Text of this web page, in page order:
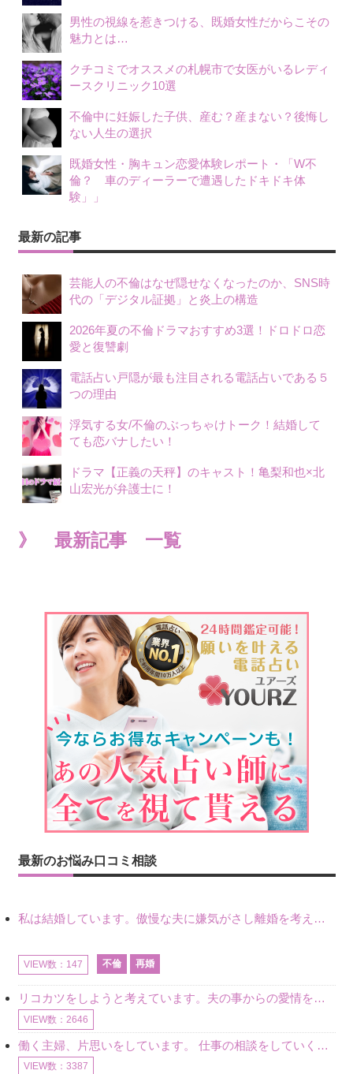
男性の視線を惹きつける、既婚女性だからこその
魅力とは…
クチコミでオススメの札幌市で女医がいるレディ
ースクリニック10選
不倫中に妊娠した子供、産む？産まない？後悔し
ない人生の選択
既婚女性・胸キュン恋愛体験レポート・「W不
倫？ 車のディーラーで遭遇したドキドキ体
験」」
最新の記事
芸能人の不倫はなぜ隠せなくなったのか、SNS時
代の「デジタル証拠」と炎上の構造
2026年夏の不倫ドラマおすすめ3選！ドロドロ恋
愛と復讐劇
電話占い戸隠が最も注目される電話占いである５
つの理由
浮気する女/不倫のぶっちゃけトーク！結婚して
ても恋バナしたい！
ドラマ【正義の天秤】のキャスト！亀梨和也×北
山宏光が弁護士に！
》 最新記事 一覧
最新のお悩み口コミ相談
私は結婚しています。傲慢な夫に嫌気がさし離婚を考えていたときに、彼と出会いました。彼には恋人がいましたが、話をするうちに、夫とのことを相談するようにな
VIEW数：147 不倫 再婚
リコカツをしようと考えています。夫の事からの愛情を全く感じません。子供がいるので、子供が成長するまではと我慢しています。 まず、お金が必要だと考え、仕事の量も増やしました。ところが、夫は働かず、結局は
VIEW数：2646
働く主婦、片思いをしています。 仕事の相談をしていくうちに、彼のことを好きになりました。私には夫も子供もいます。不倫をしているわけでもなく、もちろん、この気持ちは誰にも話していません。 ラインをする関
VIEW数：3387